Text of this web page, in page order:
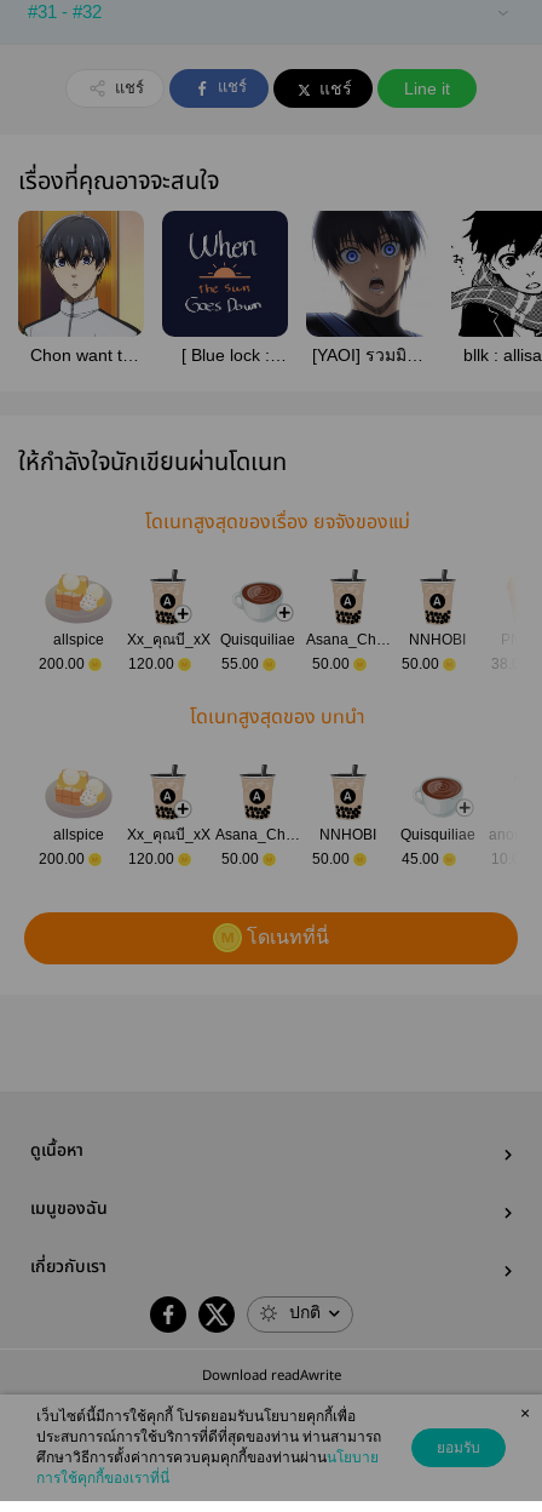
#31 - #32
แชร์ แชร์ แชร์ Line it
เรื่องที่คุณอาจจะสนใจ
Chon want to
[ Blue lock :
[YAOI] รวมมิตร
bllk :
ให้กำลังใจนักเขียนผ่านโดเนท
โดเนทสูงสุดของเรื่อง ยจจังของแม่
allspice
200.00
Xx_คุณบี_xX
120.00
Quisquiliae
55.00
Asana_Chan
50.00
NNHOBI
50.00
38.00
โดเนทสูงสุดของ บทนำ
allspice
200.00
Xx_คุณบี_xX
120.00
Asana_Chan
50.00
NNHOBI
50.00
Quisquiliae
45.00
10.00
โดเนทที่นี่
ดูเนื้อหา
เมนูของฉัน
เกี่ยวกับเรา
ปกติ
Download readAwrite
© 2026 readAwrite.com by MEB Corporation Public Company Limited
This site is protected by reCAPTCHA and the Google
เว็บไซต์นี้มีการใช้คุกกี้ โปรดยอมรับนโยบายคุกกี้เพื่อ
ประสบการณ์การใช้บริการที่ดีที่สุดของท่าน ท่านสามารถ
ศึกษาวิธีการตั้งค่าการควบคุมคุกกี้ของท่านผ่านนโยบาย
การใช้คุกกี้ของเราที่นี่
ยอมรับ
×